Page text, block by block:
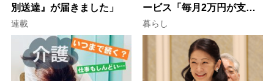
別送達』が届きました」
連載
ービス「毎月2万円が支給
される」ケースも【FP解
説】
暮らし